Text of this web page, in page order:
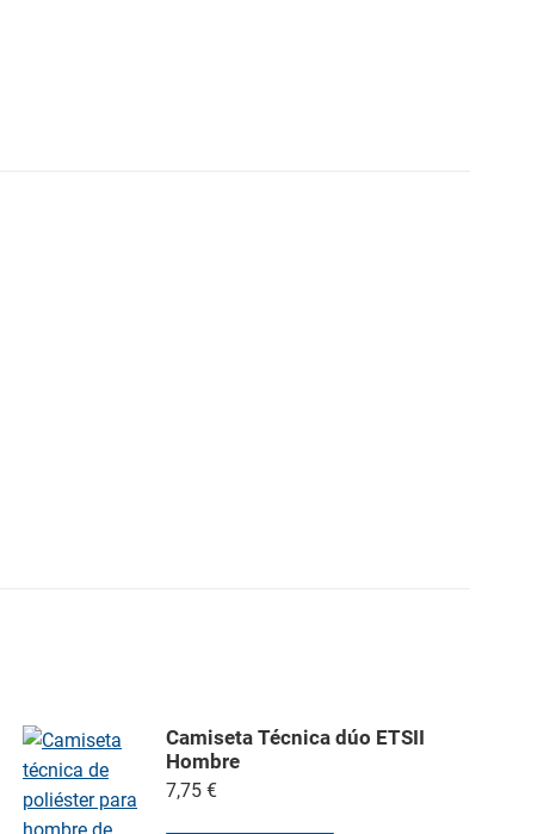
Camiseta Técnica dúo ETSII
Hombre
7,75 €